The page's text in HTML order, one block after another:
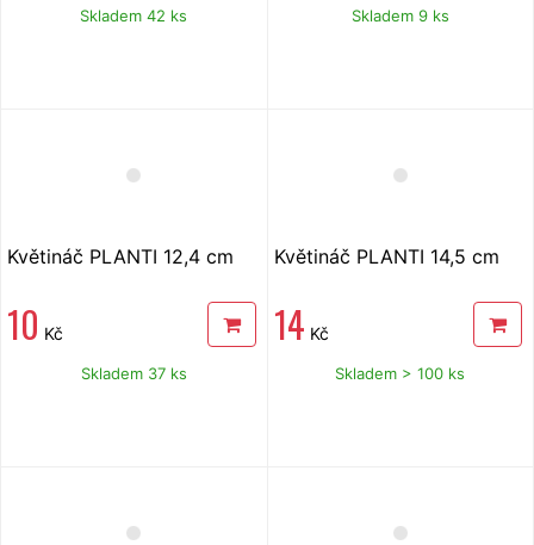
Skladem 42 ks Skladem 9 ks
Květináč PLANTI 12,4 cm
10 Kč
Skladem 37 ks
Květináč PLANTI 14,5 cm
14 Kč
Skladem > 100 ks